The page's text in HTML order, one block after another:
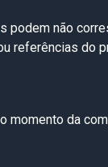
não
referências do
momento da